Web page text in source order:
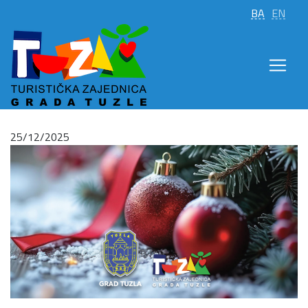
BA EN
25/12/2025